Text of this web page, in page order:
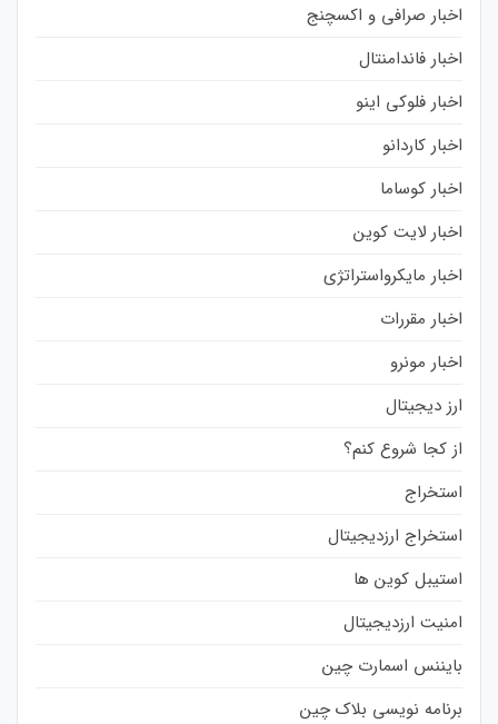
اخبار صرافی و اکسچنج
اخبار فاندامنتال
اخبار فلوکی اینو
اخبار کاردانو
اخبار کوساما
اخبار لایت کوین
اخبار مایکرواستراتژی
اخبار مقررات
اخبار مونرو
ارز دیجیتال
از کجا شروع کنم؟
استخراج
استخراج ارزدیجیتال
استیبل کوین ها
امنیت ارزدیجیتال
بایننس اسمارت چین
برنامه نویسی بلاک چین